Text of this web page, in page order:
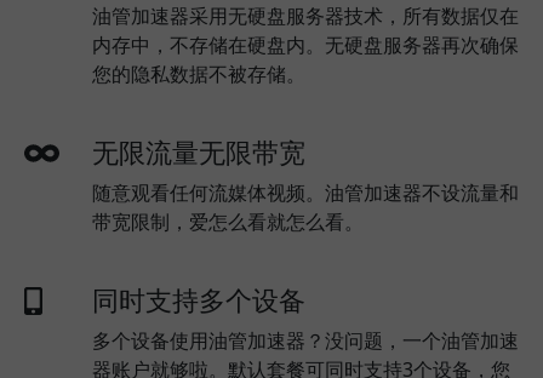
油管加速器采用无硬盘服务器技术，所有数据仅在
内存中，不存储在硬盘内。无硬盘服务器再次确保
您的隐私数据不被存储。
无限流量无限带宽
随意观看任何流媒体视频。油管加速器不设流量和
带宽限制，爱怎么看就怎么看。
同时支持多个设备
多个设备使用油管加速器？没问题，一个油管加速
器账户就够啦。默认套餐可同时支持3个设备，您